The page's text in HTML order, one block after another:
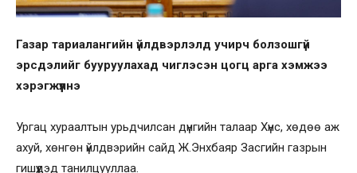
Газар тариалангийн үйлдвэрлэлд учирч болзошгүй
эрсдэлийг бууруулахад чиглэсэн цогц арга хэмжээ
хэрэгжүүлнэ
Ургац хураалтын урьдчилсан дүнгийн талаар Хүнс, хөдөө аж
ахуй, хөнгөн үйлдвэрийн сайд Ж.Энхбаяр Засгийн газрын
гишүүдэд танилцууллаа.